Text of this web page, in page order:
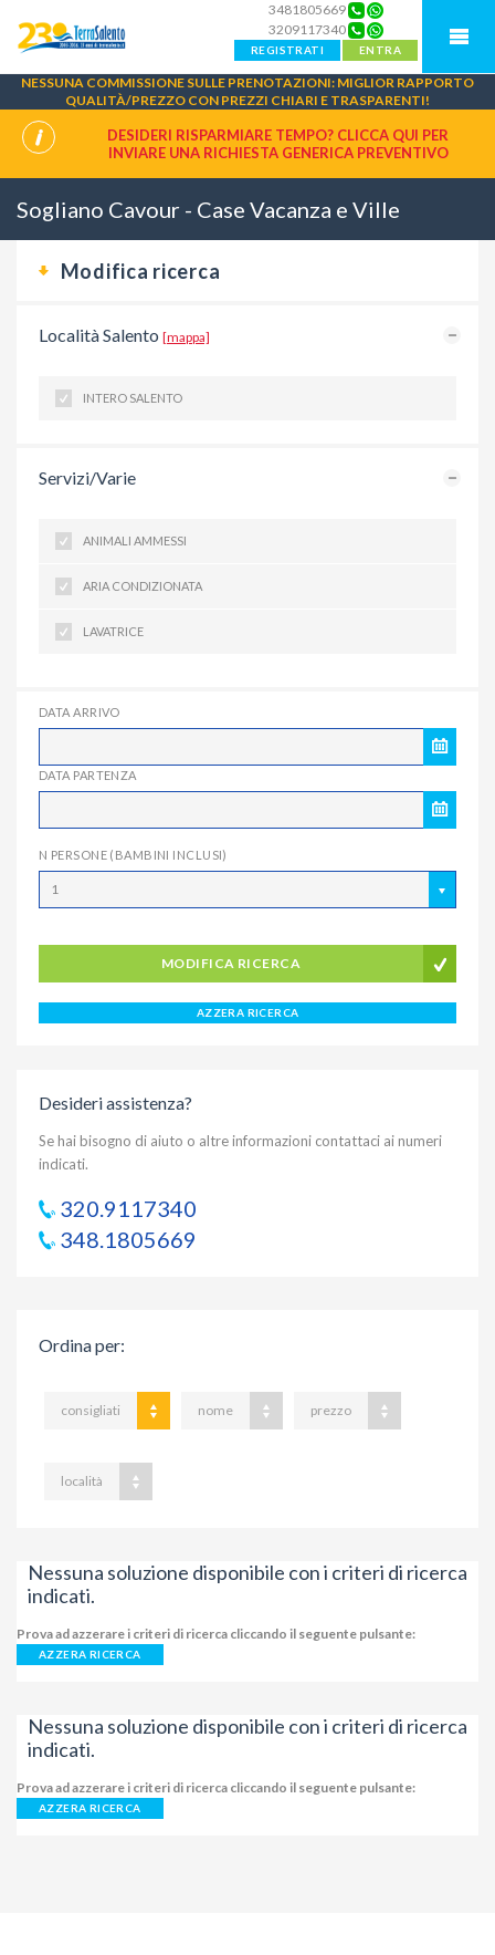
3481805669
3209117340
REGISTRATI ENTRA
NESSUNA COMMISSIONE SULLE PRENOTAZIONI: MIGLIOR RAPPORTO
QUALITÀ/PREZZO CON PREZZI CHIARI E TRASPARENTI!
DESIDERI RISPARMIARE TEMPO? CLICCA QUI PER
INVIARE UNA RICHIESTA GENERICA PREVENTIVO
Sogliano Cavour - Case Vacanza e Ville
Modifica ricerca
Località Salento [mappa]
INTERO SALENTO
Servizi/Varie
ANIMALI AMMESSI
ARIA CONDIZIONATA
LAVATRICE
DATA ARRIVO
DATA PARTENZA
N PERSONE (BAMBINI INCLUSI)
1
MODIFICA RICERCA
AZZERA RICERCA
Desideri assistenza?
Se hai bisogno di aiuto o altre informazioni contattaci ai numeri
indicati.
320.9117340
348.1805669
Ordina per:
consigliati nome prezzo
località
Nessuna soluzione disponibile con i criteri di ricerca
indicati.
Prova ad azzerare i criteri di ricerca cliccando il seguente pulsante:
AZZERA RICERCA
Nessuna soluzione disponibile con i criteri di ricerca
indicati.
Prova ad azzerare i criteri di ricerca cliccando il seguente pulsante:
AZZERA RICERCA